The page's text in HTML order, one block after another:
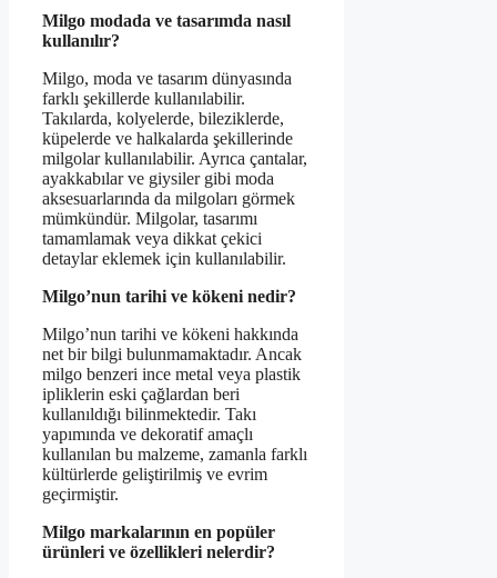
Milgo modada ve tasarımda nasıl
kullanılır?
Milgo, moda ve tasarım dünyasında
farklı şekillerde kullanılabilir.
Takılarda, kolyelerde, bileziklerde,
küpelerde ve halkalarda şekillerinde
milgolar kullanılabilir. Ayrıca çantalar,
ayakkabılar ve giysiler gibi moda
aksesuarlarında da milgoları görmek
mümkündür. Milgolar, tasarımı
tamamlamak veya dikkat çekici
detaylar eklemek için kullanılabilir.
Milgo’nun tarihi ve kökeni nedir?
Milgo’nun tarihi ve kökeni hakkında
net bir bilgi bulunmamaktadır. Ancak
milgo benzeri ince metal veya plastik
ipliklerin eski çağlardan beri
kullanıldığı bilinmektedir. Takı
yapımında ve dekoratif amaçlı
kullanılan bu malzeme, zamanla farklı
kültürlerde geliştirilmiş ve evrim
geçirmiştir.
Milgo markalarının en popüler
ürünleri ve özellikleri nelerdir?